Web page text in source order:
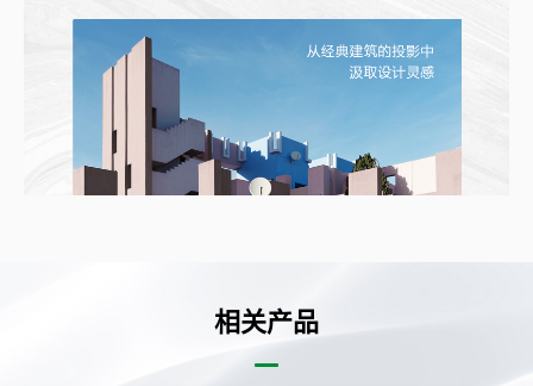
相关产品